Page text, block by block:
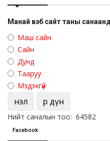
Манай вэб сайт таны
Маш сайн
Сайн
Дунд
Тааруу
Мэдэхгүй
Үнэл Үр дүн
Нийт саналын тоо: 64582
Facebook